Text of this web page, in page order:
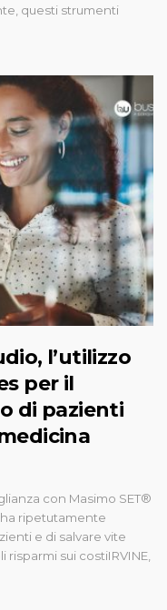
questi strumenti
l’utilizzo
per il
di pazienti
con Masimo SET®
ripetutamente
e di salvare vite
sui costiIRVINE,